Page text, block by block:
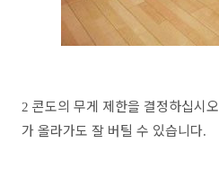
2 콘도의 무게 제한을 결정하십시오
가 올라가도 잘 버틸 수 있습니다.